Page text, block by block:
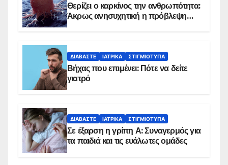
Θερίζει ο καρκίνος την ανθρωπότητα:
Άκρως ανησυχητική η πρόβλεψη…
ΔΙΑΒΆΣΤΕ ΙΑΤΡΙΚΆ ΣΤΙΓΜΙΌΤΥΠΑ
Βήχας που επιμένει: Πότε να δείτε
γιατρό
ΔΙΑΒΆΣΤΕ ΙΑΤΡΙΚΆ ΣΤΙΓΜΙΌΤΥΠΑ
Σε έξαρση η γρίπη Α: Συναγερμός για
τα παιδιά και τις ευάλωτες ομάδες